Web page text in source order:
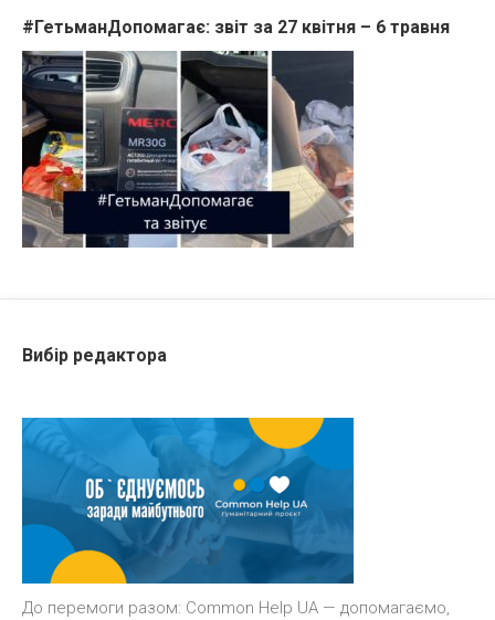
#ГетьманДопомагає: звіт за 27 квітня – 6 травня
Вибір редактора
До перемоги разом: Common Help UA — допомагаємо,